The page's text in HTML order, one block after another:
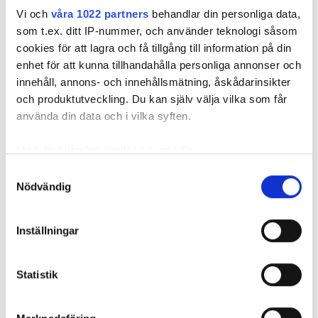
Vi och våra 1022 partners behandlar din personliga data,
som t.ex. ditt IP-nummer, och använder teknologi såsom
cookies för att lagra och få tillgång till information på din
enhet för att kunna tillhandahålla personliga annonser och
innehåll, annons- och innehållsmätning, åskådarinsikter
och produktutveckling. Du kan själv välja vilka som får
använda din data och i vilka syften.
som kan ha en noggrannhet på upp till flera meter
Ta reda på mer om hur dina personliga uppgifter
Du kan ändra eller dra tillbaka ditt samtycke när som
Nödvändig
Inställningar
Statistik
Klarar inte branschprovet:
”Lärlingarna är sämre
förberedda än någonsin”
PUBLICERAD 30 MAR 2026, 05:12